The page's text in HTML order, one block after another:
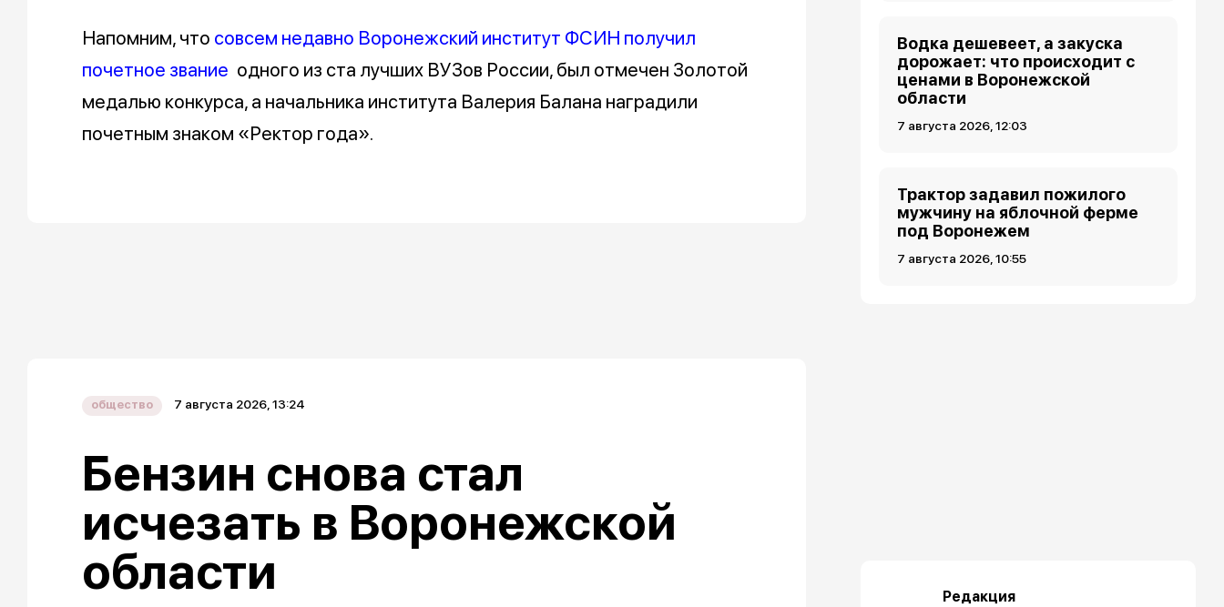
Напомним, что совсем недавно Воронежский институт ФСИН получил
почетное звание одного из ста лучших ВУЗов России, был отмечен Золотой
медалью конкурса, а начальника института Валерия Балана наградили
почетным знаком «Ректор года».
Водка дешевеет, а закуска
дорожает: что происходит с
ценами в Воронежской
области
7 августа 2026, 12:03
Трактор задавил пожилого
мужчину на яблочной ферме
под Воронежем
7 августа 2026, 10:55
общество 7 августа 2026, 13:24
Бензин снова стал
исчезать в Воронежской
области
Редакция